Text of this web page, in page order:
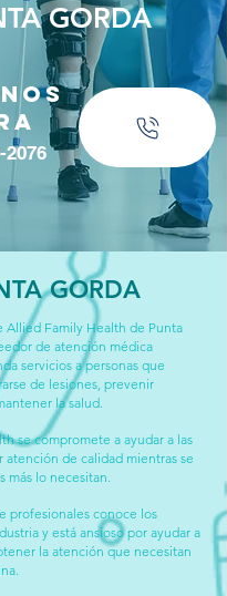
GORDA
2076
GORDA
Allied Family Health de Punta
de atención médica
servicios a personas que
de lesiones, prevenir
la salud.
se compromete a ayudar a las
atención de calidad mientras se
más lo necesitan.
profesionales conoce los
y está ansioso por ayudar a
la atención que necesitan